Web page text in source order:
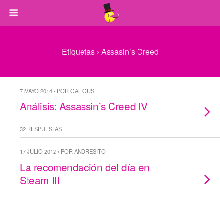
Etiquetas › Assasin’s Creed
7 MAYO 2014 • POR GALIOUS
Análisis: Assassin’s Creed IV
32 RESPUESTAS
17 JULIO 2012 • POR ANDRESITO
La recomendación del día en
Steam III